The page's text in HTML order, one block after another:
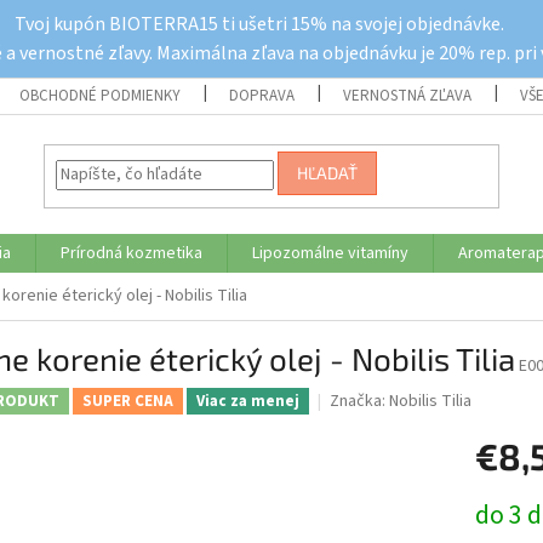
Tvoj kupón BIOTERRA15 ti ušetri 15% na svojej objednávke.
vernostné zľavy. Maximálna zľava na objednávku je 20% rep. pri
OBCHODNÉ PODMIENKY DOPRAVA VERNOSTNÁ ZĽAVA
HĽADAŤ
Prírodná kozmetika Lipozomálne vitamíny
korenie éterický olej - Nobilis Tilia
korenie éterický olej - Nobilis Tilia
SUPER CENA Viac za menej Značka: Nobilis Tilia
cena:
do 3